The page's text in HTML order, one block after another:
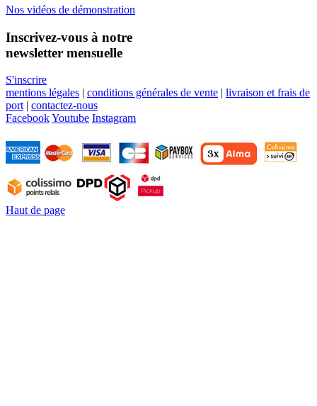
Nos vidéos de démonstration
Inscrivez-vous à notre
newsletter mensuelle
S'inscrire
mentions légales | conditions générales de vente | livraison et frais de
port | contactez-nous
FacebookYoutube Instagram
Haut de page